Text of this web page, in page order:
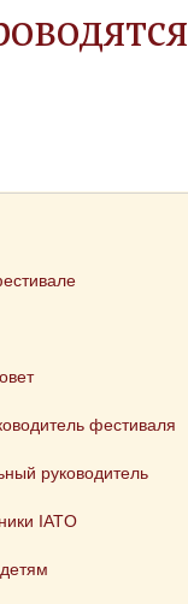
фестиваля
руководитель
IATO